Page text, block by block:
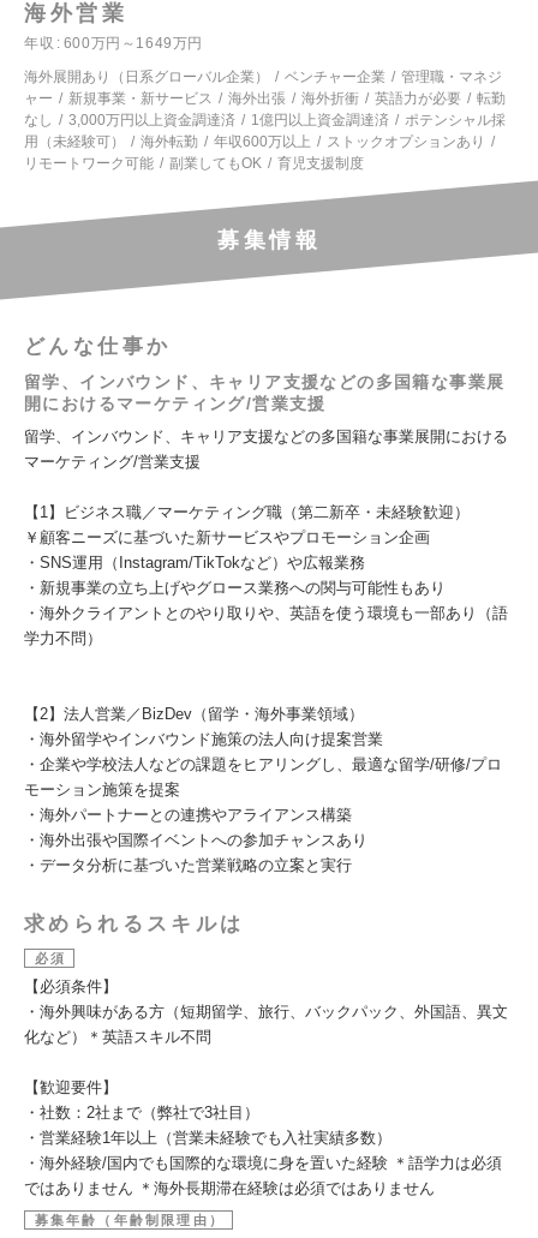
海外営業
年収
600万円～1649万円
海外展開あり（日系グローバル企業）
ベンチャー企業
管理職・マネジ
ャー
新規事業・新サービス 海外出張 海外折衝 英語力が必要
転勤
なし
3,000万円以上資金調達済 1億円以上資金調達済
ポテンシャル採
用（未経験可）
海外転勤 年収600万以上
ストックオプションあり
リモートワーク可能
副業してもOK 育児支援制度
募集情報
どんな仕事か
留学、インバウンド、キャリア支援などの多国籍な事業展
開におけるマーケティング/営業支援
留学、インバウンド、キャリア支援などの多国籍な事業展開における
マーケティング/営業支援
【1】ビジネス職／マーケティング職（第二新卒・未経験歓迎）
￥顧客ニーズに基づいた新サービスやプロモーション企画
・SNS運用（Instagram/TikTokなど）や広報業務
・新規事業の立ち上げやグロース業務への関与可能性もあり
・海外クライアントとのやり取りや、英語を使う環境も一部あり（語
学力不問）
【2】法人営業／BizDev（留学・海外事業領域）
・海外留学やインバウンド施策の法人向け提案営業
・企業や学校法人などの課題をヒアリングし、最適な留学/研修/プロ
モーション施策を提案
・海外パートナーとの連携やアライアンス構築
・海外出張や国際イベントへの参加チャンスあり
・データ分析に基づいた営業戦略の立案と実行
求められるスキルは
必須
【必須条件】
・海外興味がある方（短期留学、旅行、バックパック、外国語、異文
化など）＊英語スキル不問
【歓迎要件】
・社数：2社まで（弊社で3社目）
・営業経験1年以上（営業未経験でも入社実績多数）
・海外経験/国内でも国際的な環境に身を置いた経験 ＊語学力は必須
ではありません ＊海外長期滞在経験は必須ではありません
募集年齢（年齢制限理由）